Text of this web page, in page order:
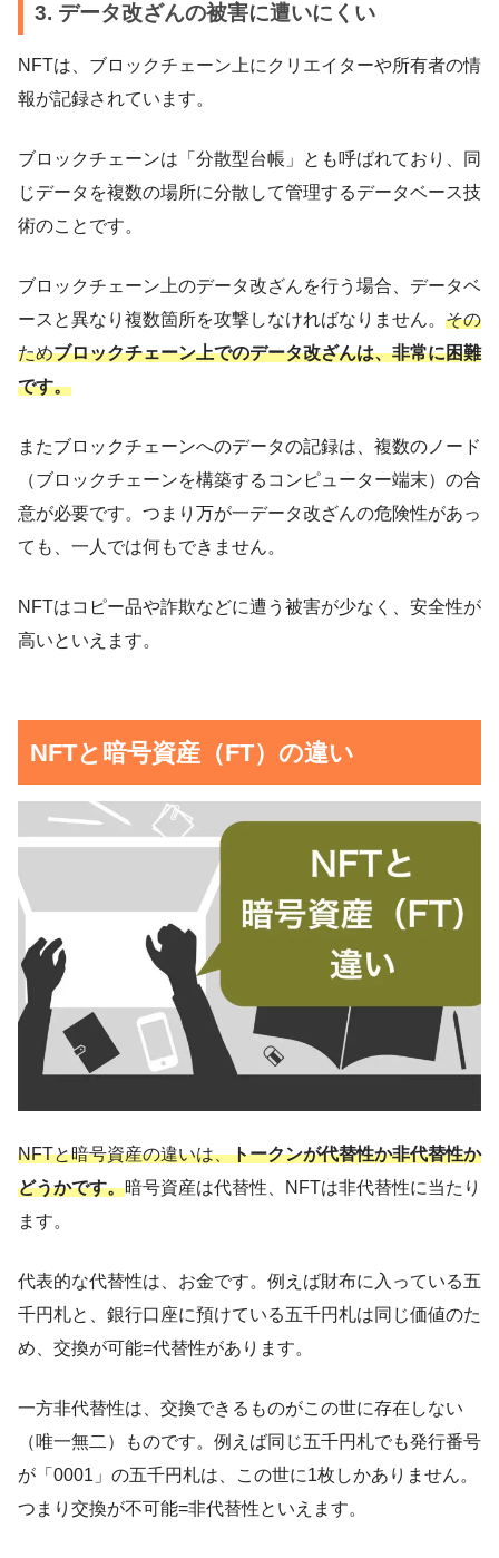
3. データ改ざんの被害に遭いにくい
NFTは、ブロックチェーン上にクリエイターや所有者の情
報が記録されています。
ブロックチェーンは「分散型台帳」とも呼ばれており、同
じデータを複数の場所に分散して管理するデータベース技
術のことです。
ブロックチェーン上のデータ改ざんを行う場合、データベ
ースと異なり複数箇所を攻撃しなければなりません。 その
ためブロックチェーン上でのデータ改ざんは、非常に困難
です。
またブロックチェーンへのデータの記録は、複数のノード
（ブロックチェーンを構築するコンピューター端末）の合
意が必要です。つまり万が一データ改ざんの危険性があっ
ても、一人では何もできません。
NFTはコピー品や詐欺などに遭う被害が少なく、安全性が
高いといえます。
NFTと暗号資産（FT）の違い
NFTと暗号資産の違いは、トークンが代替性か非代替性か
どうかです。暗号資産は代替性、NFTは非代替性に当たり
ます。
代表的な代替性は、お金です。例えば財布に入っている五
千円札と、銀行口座に預けている五千円札は同じ価値のた
め、交換が可能=代替性があります。
一方非代替性は、交換できるものがこの世に存在しない
（唯一無二）ものです。例えば同じ五千円札でも発行番号
が「0001」の五千円札は、この世に1枚しかありません。
つまり交換が不可能=非代替性といえます。